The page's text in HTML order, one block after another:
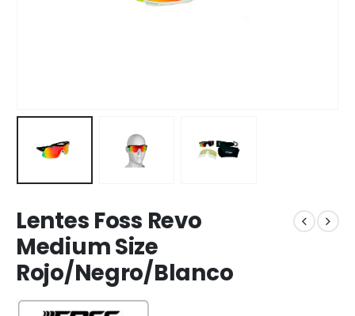
Lentes Foss Revo
Medium Size
Rojo/Negro/Blanco